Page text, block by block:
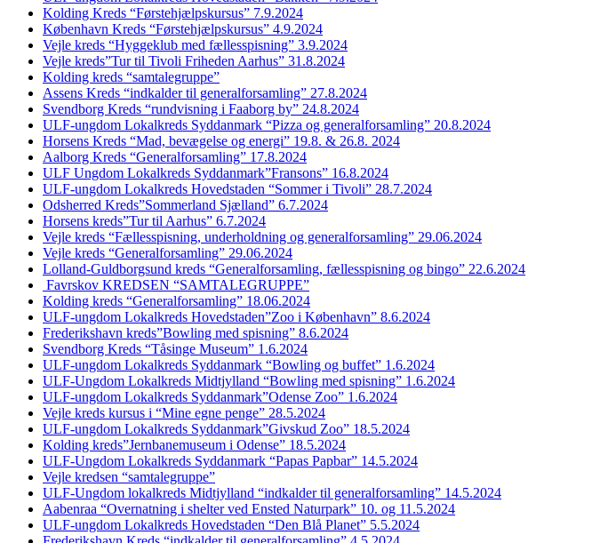
Kolding Kreds “Førstehjælpskursus” 7.9.2024
København Kreds “Førstehjælpskursus” 4.9.2024
Vejle kreds “Hyggeklub med fællesspisning” 3.9.2024
Vejle kreds”Tur til Tivoli Friheden Aarhus” 31.8.2024
Kolding kreds “samtalegruppe”
Assens Kreds “indkalder til generalforsamling” 27.8.2024
Svendborg Kreds “rundvisning i Faaborg by” 24.8.2024
ULF-ungdom Lokalkreds Syddanmark “Pizza og generalforsamling” 20.8.2024
Horsens Kreds “Mad, bevægelse og energi” 19.8. & 26.8. 2024
Aalborg Kreds “Generalforsamling” 17.8.2024
ULF Ungdom Lokalkreds Syddanmark”Fransons” 16.8.2024
ULF-ungdom Lokalkreds Hovedstaden “Sommer i Tivoli” 28.7.2024
Odsherred Kreds”Sommerland Sjælland” 6.7.2024
Horsens kreds”Tur til Aarhus” 6.7.2024
Vejle kreds “Fællesspisning, underholdning og generalforsamling” 29.06.2024
Vejle kreds “Generalforsamling” 29.06.2024
Lolland-Guldborgsund kreds “Generalforsamling, fællesspisning og bingo” 22.6.2024
Favrskov KREDSEN “SAMTALEGRUPPE”
Kolding kreds “Generalforsamling” 18.06.2024
ULF-ungdom Lokalkreds Hovedstaden”Zoo i København” 8.6.2024
Frederikshavn kreds”Bowling med spisning” 8.6.2024
Svendborg Kreds “Tåsinge Museum” 1.6.2024
ULF-ungdom Lokalkreds Syddanmark “Bowling og buffet” 1.6.2024
ULF-Ungdom Lokalkreds Midtjylland “Bowling med spisning” 1.6.2024
ULF-ungdom Lokalkreds Syddanmark”Odense Zoo” 1.6.2024
Vejle kreds kursus i “Mine egne penge” 28.5.2024
ULF-ungdom Lokalkreds Syddanmark”Givskud Zoo” 18.5.2024
Kolding kreds”Jernbanemuseum i Odense” 18.5.2024
ULF-Ungdom Lokalkreds Syddanmark “Papas Papbar” 14.5.2024
Vejle kredsen “samtalegruppe”
ULF-Ungdom lokalkreds Midtjylland “indkalder til generalforsamling” 14.5.2024
Aabenraa “Overnatning i shelter ved Ensted Naturpark” 10. og 11.5.2024
ULF-ungdom Lokalkreds Hovedstaden “Den Blå Planet” 5.5.2024